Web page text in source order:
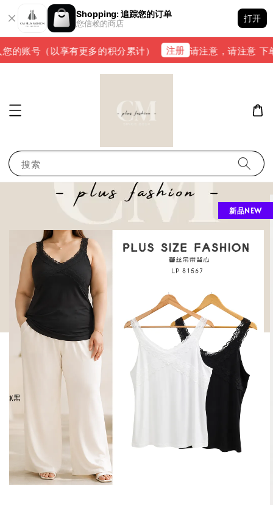
Shopping: 追踪您的订单
您信赖的商店
打开
账号（以享有更多的积分累计） 注册 请注意，请注意 下单
搜索
新品NEW